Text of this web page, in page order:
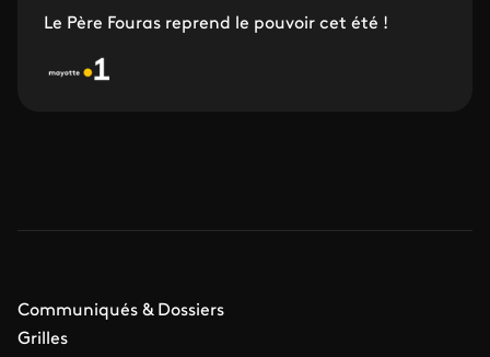
Le Père Fouras reprend le pouvoir cet été !
Communiqués & Dossiers
Grilles